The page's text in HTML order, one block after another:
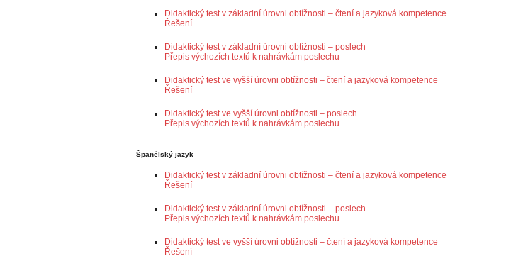
Didaktický test v základní úrovni obtížnosti – čtení a jazyková kompetence
Řešení
Didaktický test v základní úrovni obtížnosti – poslech
Přepis výchozích textů k nahrávkám poslechu
Didaktický test ve vyšší úrovni obtížnosti – čtení a jazyková kompetence
Řešení
Didaktický test ve vyšší úrovni obtížnosti – poslech
Přepis výchozích textů k nahrávkám poslechu
Španělský jazyk
Didaktický test v základní úrovni obtížnosti – čtení a jazyková kompetence
Řešení
Didaktický test v základní úrovni obtížnosti – poslech
Přepis výchozích textů k nahrávkám poslechu
Didaktický test ve vyšší úrovni obtížnosti – čtení a jazyková kompetence
Řešení